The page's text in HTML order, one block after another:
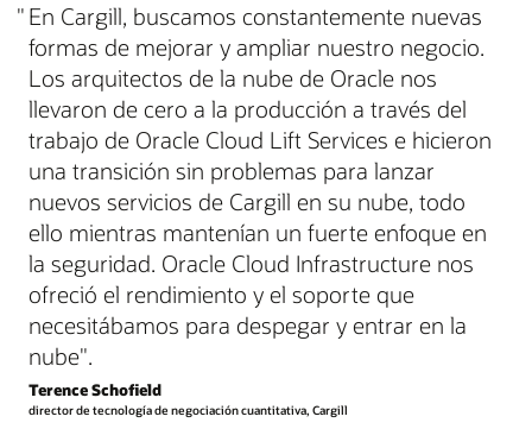
" En Cargill, buscamos constantemente nuevas
formas de mejorar y ampliar nuestro negocio.
Los arquitectos de la nube de Oracle nos
llevaron de cero a la producción a través del
trabajo de Oracle Cloud Lift Services e hicieron
una transición sin problemas para lanzar
nuevos servicios de Cargill en su nube, todo
ello mientras mantenían un fuerte enfoque en
la seguridad. Oracle Cloud Infrastructure nos
ofreció el rendimiento y el soporte que
necesitábamos para despegar y entrar en la
nube".
Terence Schofield
director de tecnología de negociación cuantitativa, Cargill